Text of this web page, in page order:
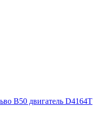
В50 двигатель D4164T